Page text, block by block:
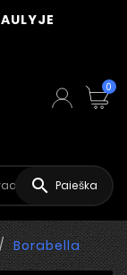
0
 Paieška
Borabella